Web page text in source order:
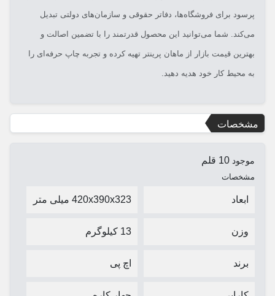
پرسود برای فروشگاه‌ها، دفاتر حقوقی و سازمان‌های دولتی تبدیل
می‌کند. شما می‌توانید این محصول قدرتمند را با تضمین اصالت و
بهترین قیمت بازار از ماهان پرینتر تهیه کرده و تجربه چاپ حرفه‌ای را
به محیط کار خود هدیه دهید.
مشخصات
موجود 10 قلم
مشخصات
ابعاد 420x390x323 میلی متر
وزن 13 کیلوگرم
برند اچ پی